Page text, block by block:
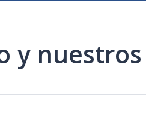
y nuestros